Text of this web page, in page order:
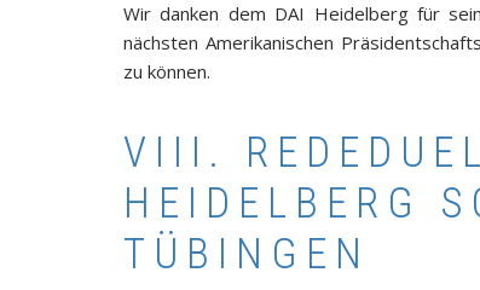
Wir danken dem DAI Heidelberg für
nächsten Amerikanischen
zu können.
VIII.
HEIDELBERG
TÜBINGEN